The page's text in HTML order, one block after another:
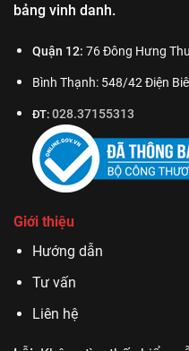
bảng vinh danh.
Quận 12: 76 Đông Hưng
Bình Thạnh: 548/42 Điện
ĐT: 028.37155313
Giới thiệu
Hướng dẫn
Tư vấn
Liên hệ